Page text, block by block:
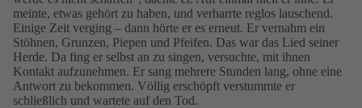
meinte, etwas gehört zu haben, und verharrte reglos lauschend.
Einige Zeit verging – dann hörte er es erneut. Er vernahm ein
Stöhnen, Grunzen, Piepen und Pfeifen. Das war das Lied seiner
Herde. Da fing er selbst an zu singen, versuchte, mit ihnen
Kontakt aufzunehmen. Er sang mehrere Stunden lang, ohne eine
Antwort zu bekommen. Völlig erschöpft verstummte er
schließlich und wartete auf den Tod.